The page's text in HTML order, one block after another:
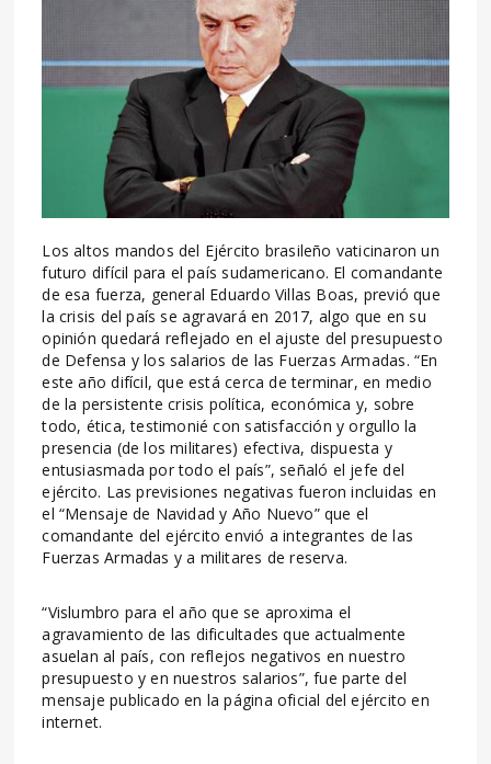
Los altos mandos del Ejército brasileño vaticinaron un
futuro difícil para el país sudamericano. El comandante
de esa fuerza, general Eduardo Villas Boas, previó que
la crisis del país se agravará en 2017, algo que en su
opinión quedará reflejado en el ajuste del presupuesto
de Defensa y los salarios de las Fuerzas Armadas. “En
este año difícil, que está cerca de terminar, en medio
de la persistente crisis política, económica y, sobre
todo, ética, testimonié con satisfacción y orgullo la
presencia (de los militares) efectiva, dispuesta y
entusiasmada por todo el país”, señaló el jefe del
ejército. Las previsiones negativas fueron incluidas en
el “Mensaje de Navidad y Año Nuevo” que el
comandante del ejército envió a integrantes de las
Fuerzas Armadas y a militares de reserva.
“Vislumbro para el año que se aproxima el
agravamiento de las dificultades que actualmente
asuelan al país, con reflejos negativos en nuestro
presupuesto y en nuestros salarios”, fue parte del
mensaje publicado en la página oficial del ejército en
internet.